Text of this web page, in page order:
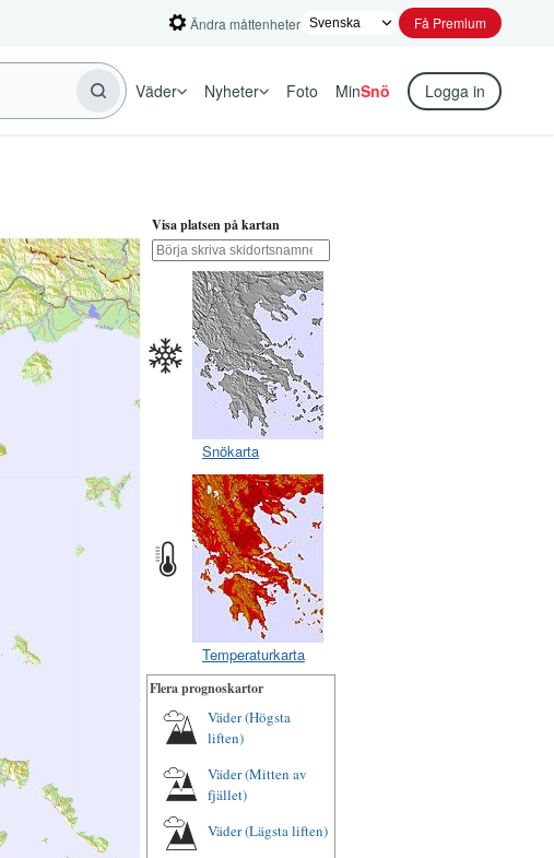
Ändra måttenheter Få Premium
Väder Nyheter Foto MinSnö Logga in
Visa platsen på kartan
Snökarta
Temperaturkarta
Flera prognoskartor
Väder (Högsta
liften)
Väder (Mitten av
fjället)
Väder (Lägsta liften)